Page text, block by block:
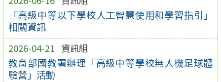
「高級中等以下學校人工智慧使用和學習指引」
相關資訊
2026-04-21 資訊組
教育部國教署辦理「高級中等學校無人機足球體
驗營」活動